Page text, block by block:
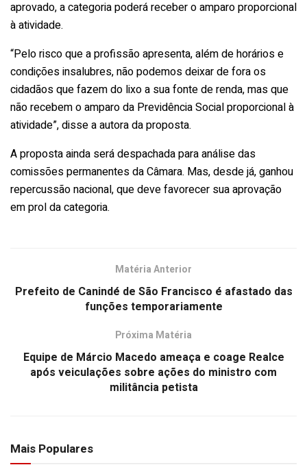
aprovado, a categoria poderá receber o amparo proporcional
à atividade.
“Pelo risco que a profissão apresenta, além de horários e
condições insalubres, não podemos deixar de fora os
cidadãos que fazem do lixo a sua fonte de renda, mas que
não recebem o amparo da Previdência Social proporcional à
atividade”, disse a autora da proposta.
A proposta ainda será despachada para análise das
comissões permanentes da Câmara. Mas, desde já, ganhou
repercussão nacional, que deve favorecer sua aprovação
em prol da categoria.
Matéria Anterior
Prefeito de Canindé de São Francisco é afastado das
funções temporariamente
Próxima Matéria
Equipe de Márcio Macedo ameaça e coage Realce
após veiculações sobre ações do ministro com
militância petista
Mais Populares